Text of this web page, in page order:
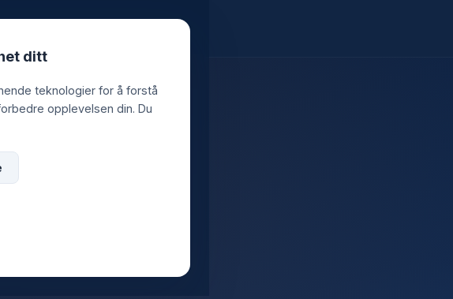
ditt
teknologier for å forstå
opplevelsen din. Du